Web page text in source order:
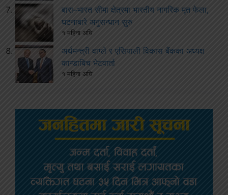
बारा–भारत सीमा क्षेत्रमा भारतीय नागरिक मृत फेला,
घटनाबारे अनुसन्धान सुरु
१ महिना अघि
अर्थमन्त्री वाग्ले र एसियाली विकास बैंकका अध्यक्ष
कान्डाबिच भेटवार्ता
१ महिना अघि